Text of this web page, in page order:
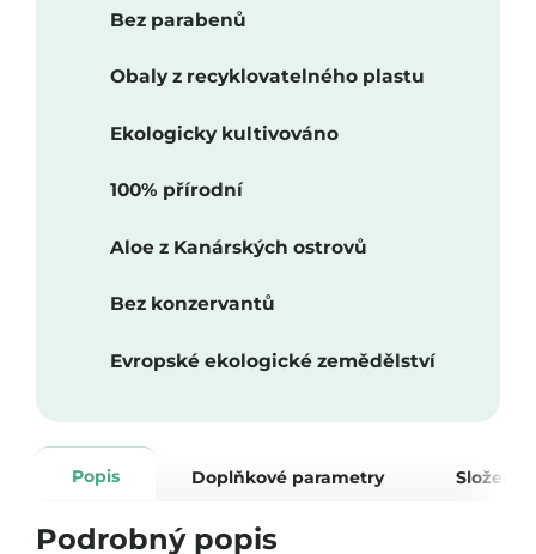
Bez parabenů
Obaly z recyklovatelného plastu
Ekologicky kultivováno
100% přírodní
Aloe z Kanárských ostrovů
Bez konzervantů
Evropské ekologické zemědělství
Popis Doplňkové parametry Složení
Podrobný popis